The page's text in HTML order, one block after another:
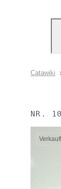
Catawiki
NR.
Verkauft